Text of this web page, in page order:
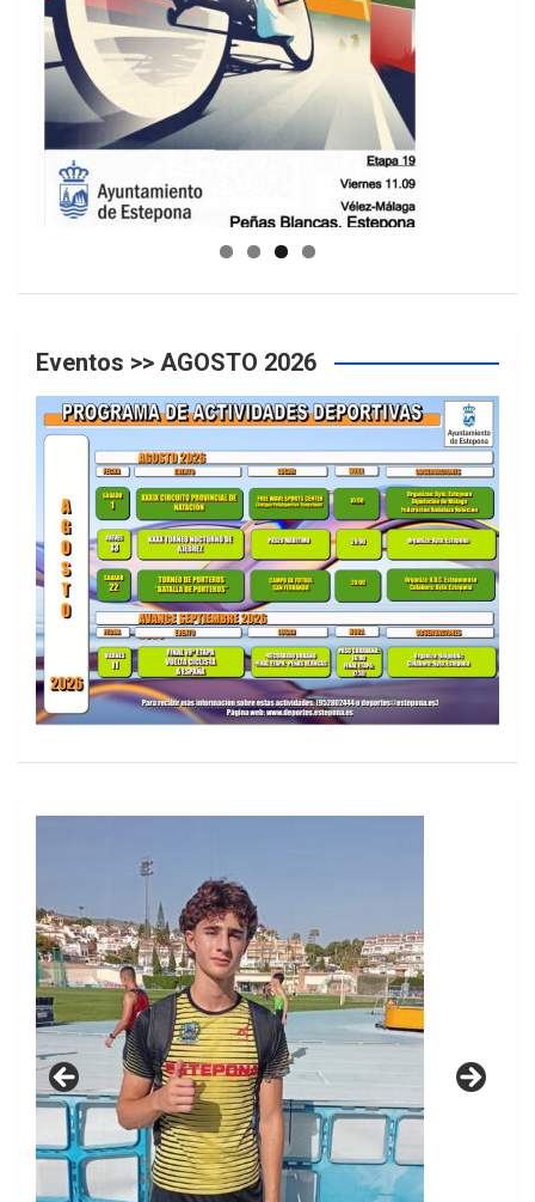
GUIA DE INSTALACIONES DEPORTIVAS
Eventos >> AGOSTO 2026